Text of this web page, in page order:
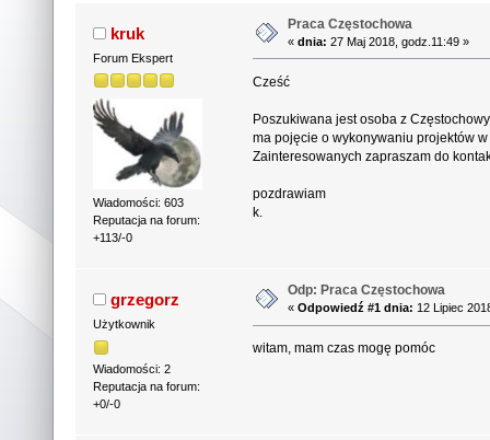
kruk
Forum Ekspert
Wiadomości: 603
Reputacja na forum:
+113/-0
Praca Częstochowa
«dnia: 27 Maj 2018, godz.11:49 »
Cześć
Poszukiwana jest osoba z
ma pojęcie o wykonywaniu projektów
Zainteresowanych zapraszam do
pozdrawiam
k.
grzegorz
Użytkownik
Wiadomości: 2
Reputacja na forum:
+0/-0
Odp: Praca Częstochowa
«Odpowiedź #1 dnia: 12 Lipiec
witam, mam czas mogę pomóc